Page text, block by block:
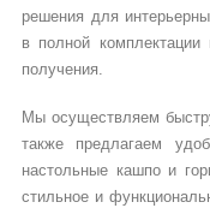
решения для
в полной
получения.
Мы осуществляем
также предлагаем
настольные кашпо и
стильное и